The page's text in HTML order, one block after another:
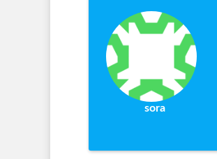
sora